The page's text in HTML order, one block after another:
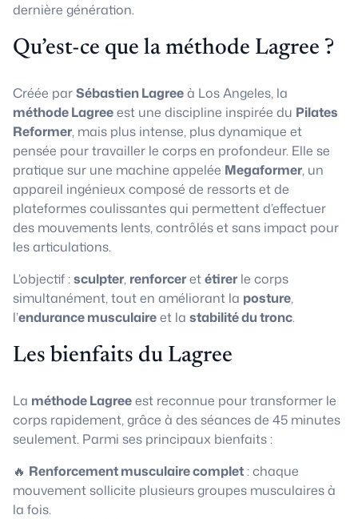
dernière génération.
Qu’est-ce que la méthode Lagree ?
Créée parSébastien Lagreeà Los Angeles, la
méthode Lagreeest une discipline inspirée du Pilates
Reformer, mais plus intense, plus dynamique et
pensée pour travailler le corps en profondeur. Elle se
pratique sur une machine appelée Megaformer, un
appareil ingénieux composé de ressorts et de
plateformes coulissantes qui permettent d’effectuer
des mouvements lents, contrôlés et sans impact pour
les articulations.
L’objectif :sculpter, renforceretétirerle corps
simultanément, tout en améliorant la posture,
l’endurance musculaireet la stabilité du tronc.
Les bienfaits du Lagree
La méthode Lagreeest reconnue pour transformer le
corps rapidement, grâce à des séances de 45 minutes
seulement. Parmi ses principaux bienfaits :
🔥 Renforcement musculaire complet: chaque
mouvement sollicite plusieurs groupes musculaires à
la fois.